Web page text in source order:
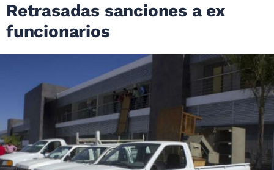
Retrasadas sanciones a ex
funcionarios